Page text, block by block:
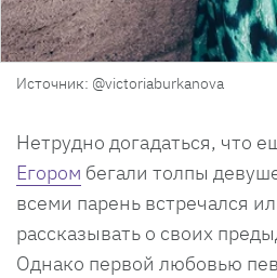
Источник: @victoriaburkanova
Нетрудно догадаться, что
Егором бегали толпы
всеми парень встречался
рассказывать о своих
Однако первой любовью